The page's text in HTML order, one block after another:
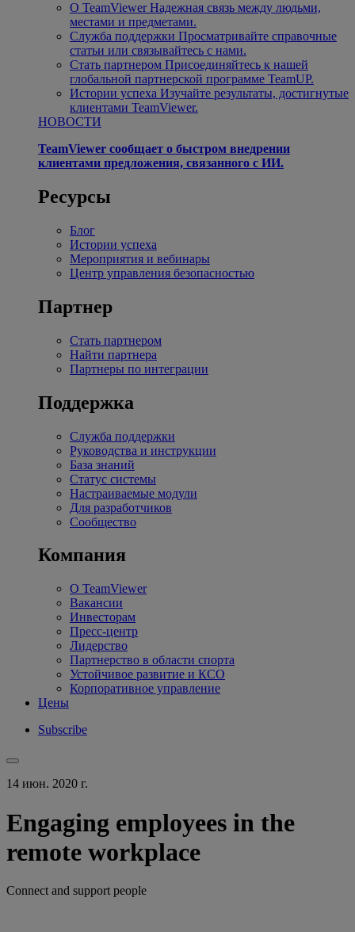
О TeamViewer Надежная связь между людьми,
местами и предметами.
Служба поддержки Просматривайте справочные
статьи или связывайтесь с нами.
Стать партнером Присоединяйтесь к нашей
глобальной партнерской программе TeamUP.
Истории успеха Изучайте результаты, достигнутые
клиентами TeamViewer.
НОВОСТИ
TeamViewer сообщает о быстром внедрении
клиентами предложения, связанного с ИИ.
Ресурсы
Блог
Истории успеха
Мероприятия и вебинары
Центр управления безопасностью
Партнер
Стать партнером
Найти партнера
Партнеры по интеграции
Поддержка
Служба поддержки
Руководства и инструкции
База знаний
Статус системы
Настраиваемые модули
Для разработчиков
Сообщество
Компания
О TeamViewer
Вакансии
Инвесторам
Пресс-центр
Лидерство
Партнерство в области спорта
Устойчивое развитие и КСО
Корпоративное управление
Цены
Subscribe
14 июн. 2020 г.
Engaging employees in the
remote workplace
Connect and support people